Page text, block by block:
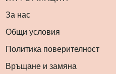
За нас
Общи условия
Политика поверителност
Връщане и замяна